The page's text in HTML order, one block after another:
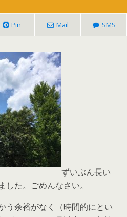
Pin Mail SMS
ずいぶん長い
た。ごめんなさい。
う余裕がなく（時間的にとい